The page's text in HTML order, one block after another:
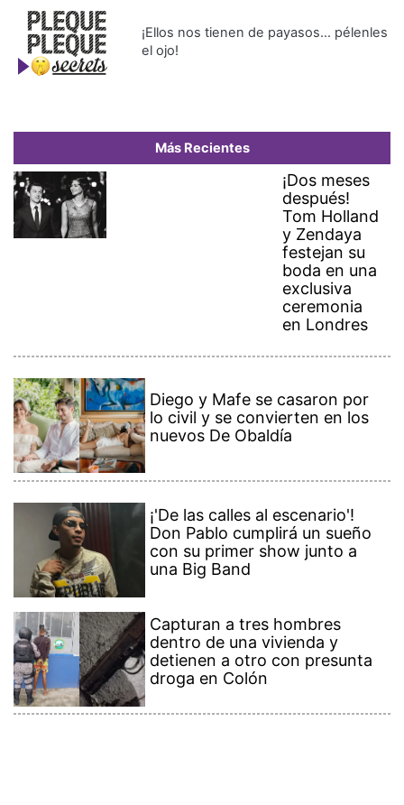
¡Ellos nos tienen de payasos… pélenles
el ojo!
Más Recientes
¡Dos meses
después!
Tom Holland
y Zendaya
festejan su
boda en una
exclusiva
ceremonia
en Londres
Diego y Mafe se casaron por
lo civil y se convierten en los
nuevos De Obaldía
¡'De las calles al escenario'!
Don Pablo cumplirá un sueño
con su primer show junto a
una Big Band
Capturan a tres hombres
dentro de una vivienda y
detienen a otro con presunta
droga en Colón